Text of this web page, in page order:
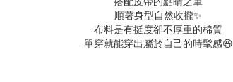
順著身型自然收攏✨
布料是有挺度卻不厚重的棉質
單穿就能穿出屬於自己的時髦感😆